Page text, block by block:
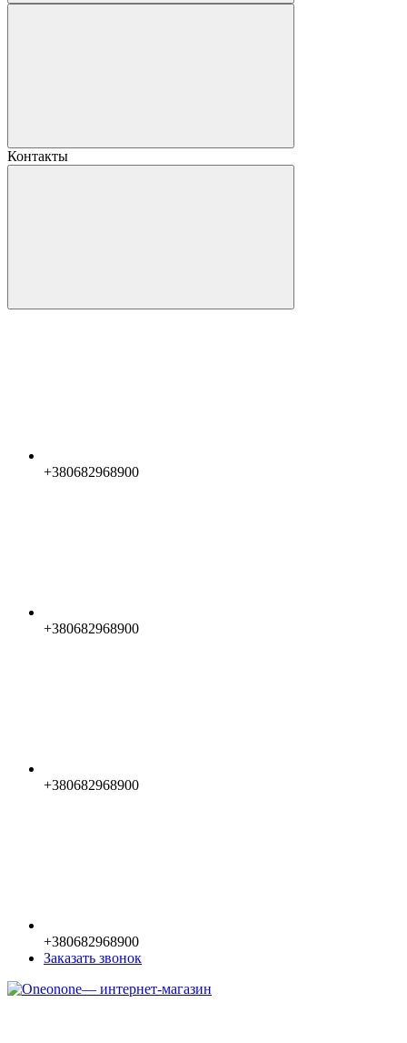
Контакты
+380682968900
+380682968900
+380682968900
+380682968900
Заказать звонок